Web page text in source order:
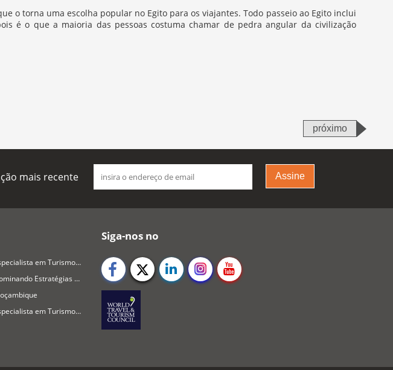
o torna uma escolha popular no Egito para os viajantes. Todo passeio ao Egito inclui
é o que a maioria das pessoas costuma chamar de pedra angular da civilização
próximo
mais recente Assine
Especialista em Turismo Gastronômico
Dominando Estratégias de Destinos e Vendas
Especialista em Turismo de Bem Estar
Siga-nos no